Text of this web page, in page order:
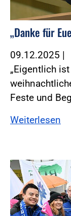
„Danke für
09.12.2025 |
„Eigentlich
Feste und
Weiterlesen